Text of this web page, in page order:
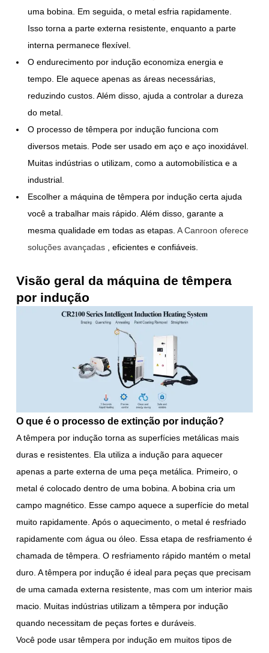
uma bobina. Em seguida, o metal esfria rapidamente.
Isso torna a parte externa resistente, enquanto a parte
interna permanece flexível.
O endurecimento por indução economiza energia e
tempo. Ele aquece apenas as áreas necessárias,
reduzindo custos. Além disso, ajuda a controlar a dureza
do metal.
O processo de têmpera por indução funciona com
diversos metais. Pode ser usado em aço e aço inoxidável.
Muitas indústrias o utilizam, como a automobilística e a
industrial.
Escolher a máquina de têmpera por indução certa ajuda
você a trabalhar mais rápido. Além disso, garante a
mesma qualidade em todas as etapas.A Canroon oferece
soluções avançadas , eficientes e confiáveis.
Visão geral da máquina de têmpera
por indução
O que é o processo de extinção por indução?
A têmpera por indução torna as superfícies metálicas mais
duras e resistentes. Ela utiliza a indução para aquecer
apenas a parte externa de uma peça metálica. Primeiro, o
metal é colocado dentro de uma bobina. A bobina cria um
campo magnético. Esse campo aquece a superfície do metal
muito rapidamente. Após o aquecimento, o metal é resfriado
rapidamente com água ou óleo. Essa etapa de resfriamento é
chamada de têmpera. O resfriamento rápido mantém o metal
duro. A têmpera por indução é ideal para peças que precisam
de uma camada externa resistente, mas com um interior mais
macio. Muitas indústrias utilizam a têmpera por indução
quando necessitam de peças fortes e duráveis.
Você pode usar têmpera por indução em muitos tipos de